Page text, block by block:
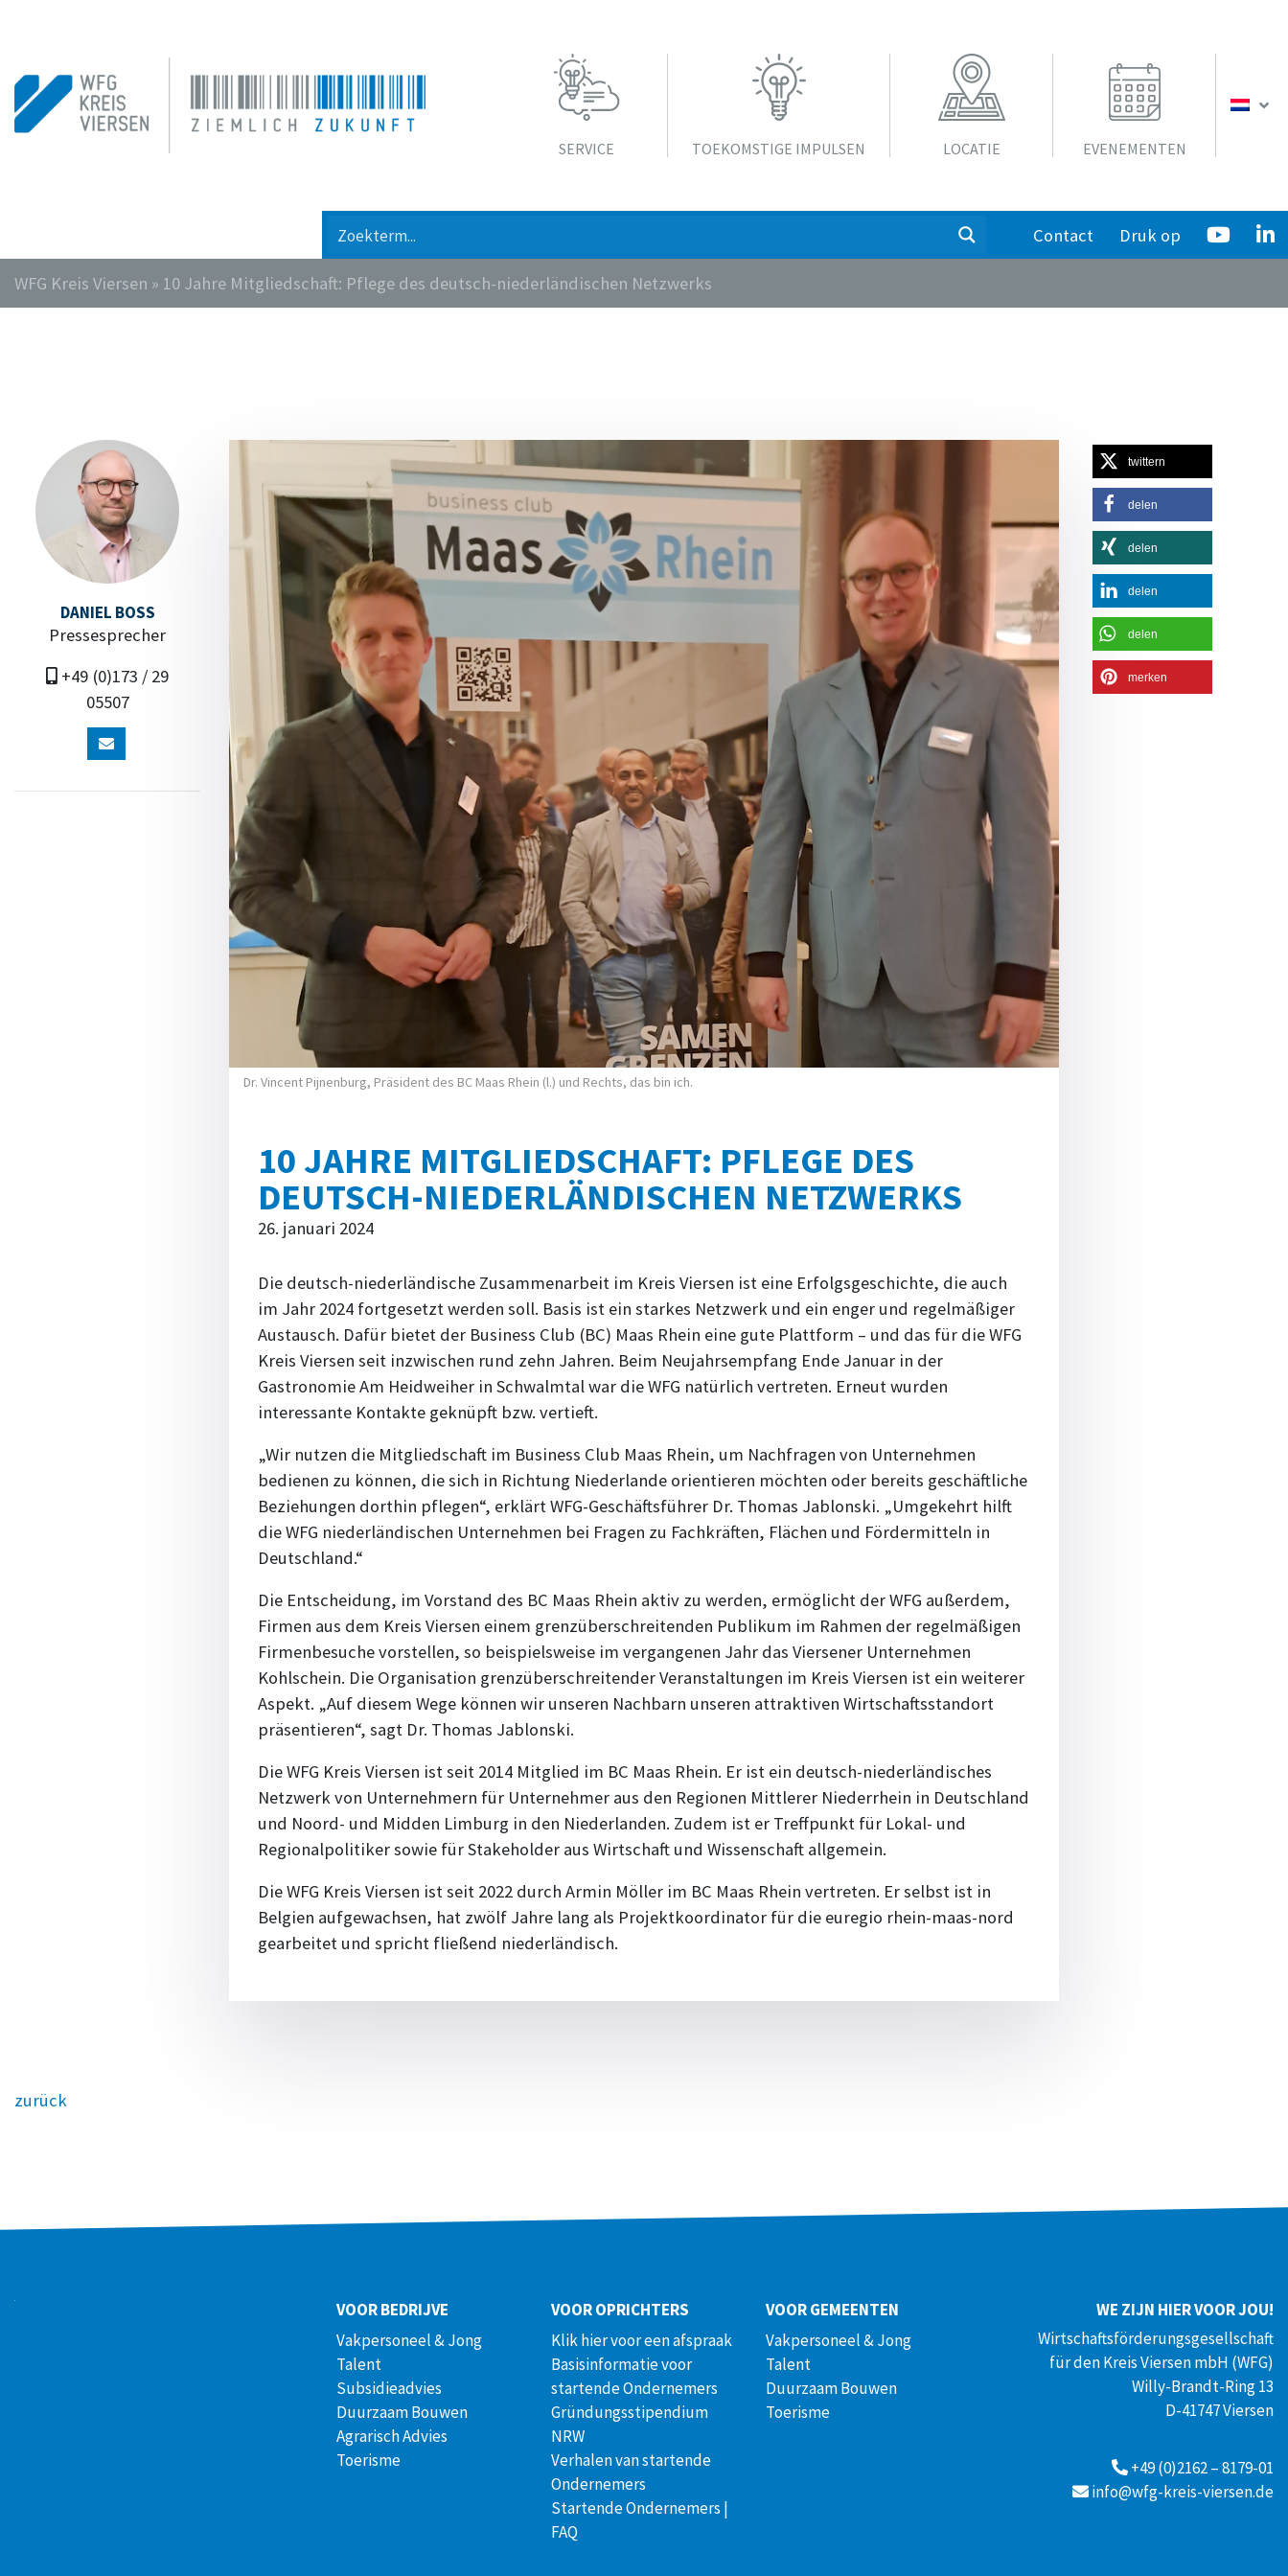
SERVICE TOEKOMSTIGE IMPULSEN LOCATIE EVENEMENTEN
Contact Druk op
WFG Kreis Viersen » 10 Jahre Mitgliedschaft: Pflege des deutsch-niederländischen Netzwerks
DANIEL BOSS
Pressesprecher
+49 (0)173 / 29
05507
Dr. Vincent Pijnenburg, Präsident des BC Maas Rhein (l.) und Rechts, das bin ich.
10 JAHRE MITGLIEDSCHAFT: PFLEGE DES
DEUTSCH-NIEDERLÄNDISCHEN NETZWERKS
26. januari 2024
Die deutsch-niederländische Zusammenarbeit im Kreis Viersen ist eine Erfolgsgeschichte, die auch
im Jahr 2024 fortgesetzt werden soll. Basis ist ein starkes Netzwerk und ein enger und regelmäßiger
Austausch. Dafür bietet der Business Club (BC) Maas Rhein eine gute Plattform – und das für die WFG
Kreis Viersen seit inzwischen rund zehn Jahren. Beim Neujahrsempfang Ende Januar in der
Gastronomie Am Heidweiher in Schwalmtal war die WFG natürlich vertreten. Erneut wurden
interessante Kontakte geknüpft bzw. vertieft.
„Wir nutzen die Mitgliedschaft im Business Club Maas Rhein, um Nachfragen von Unternehmen
bedienen zu können, die sich in Richtung Niederlande orientieren möchten oder bereits geschäftliche
Beziehungen dorthin pflegen“, erklärt WFG-Geschäftsführer Dr. Thomas Jablonski. „Umgekehrt hilft
die WFG niederländischen Unternehmen bei Fragen zu Fachkräften, Flächen und Fördermitteln in
Deutschland.“
Die Entscheidung, im Vorstand des BC Maas Rhein aktiv zu werden, ermöglicht der WFG außerdem,
Firmen aus dem Kreis Viersen einem grenzüberschreitenden Publikum im Rahmen der regelmäßigen
Firmenbesuche vorstellen, so beispielsweise im vergangenen Jahr das Viersener Unternehmen
Kohlschein. Die Organisation grenzüberschreitender Veranstaltungen im Kreis Viersen ist ein weiterer
Aspekt. „Auf diesem Wege können wir unseren Nachbarn unseren attraktiven Wirtschaftsstandort
präsentieren“, sagt Dr. Thomas Jablonski.
Die WFG Kreis Viersen ist seit 2014 Mitglied im BC Maas Rhein. Er ist ein deutsch-niederländisches
Netzwerk von Unternehmern für Unternehmer aus den Regionen Mittlerer Niederrhein in Deutschland
und Noord- und Midden Limburg in den Niederlanden. Zudem ist er Treffpunkt für Lokal- und
Regionalpolitiker sowie für Stakeholder aus Wirtschaft und Wissenschaft allgemein.
Die WFG Kreis Viersen ist seit 2022 durch Armin Möller im BC Maas Rhein vertreten. Er selbst ist in
Belgien aufgewachsen, hat zwölf Jahre lang als Projektkoordinator für die euregio rhein-maas-nord
gearbeitet und spricht fließend niederländisch.
twittern
delen
delen
delen
delen
merken
zurück
VOOR BEDRIJVE
Vakpersoneel & Jong
Talent
Subsidieadvies
Duurzaam Bouwen
Agrarisch Advies
Toerisme
VOOR OPRICHTERS
Klik hier voor een afspraak
Basisinformatie voor
startende Ondernemers
Gründungsstipendium
NRW
Verhalen van startende
Ondernemers
Startende Ondernemers |
FAQ
VOOR GEMEENTEN
Vakpersoneel & Jong
Talent
Duurzaam Bouwen
Toerisme
WE ZIJN HIER VOOR JOU!
Wirtschaftsförderungsgesellschaft
für den Kreis Viersen mbH (WFG)
Willy-Brandt-Ring 13
D-41747 Viersen
+49 (0)2162 – 8179-01
info@wfg-kreis-viersen.de